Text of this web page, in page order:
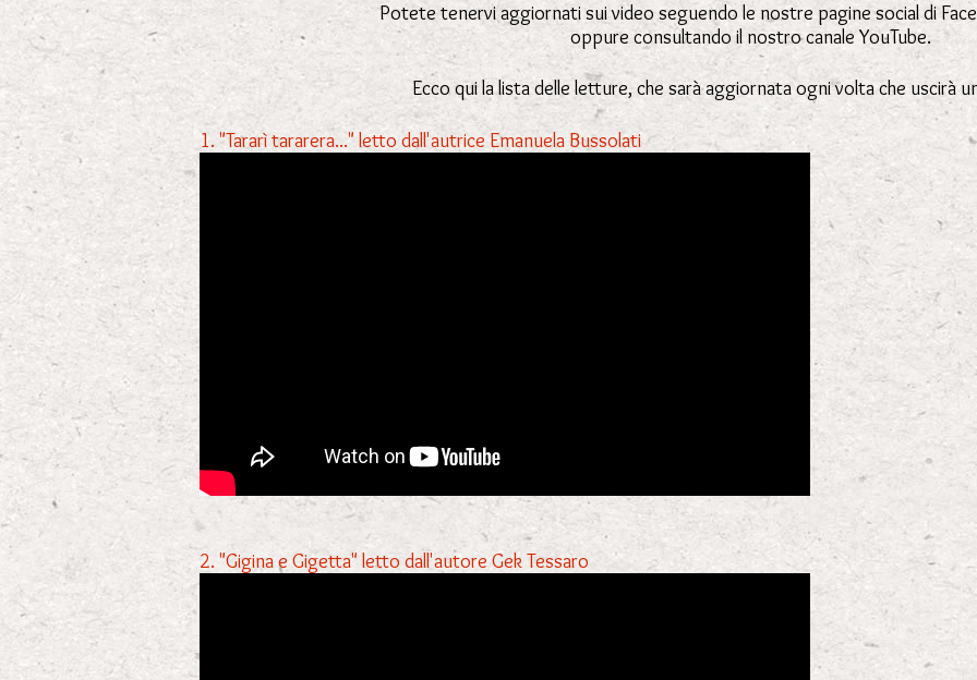
Potete tenervi aggiornati sui video seguendo le nostre pagine social di
oppure consultando il nostro canale YouTube.
Ecco qui la lista delle letture, che sarà aggiornata ogni volta che uscirà
1. "Tararì tararera..." letto dall'autrice Emanuela Bussolati
2. "Gigina e Gigetta" letto dall'autore Gek Tessaro